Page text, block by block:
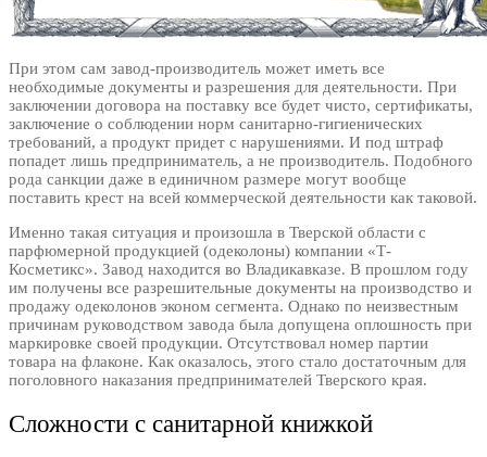
При этом сам завод-производитель может иметь все
необходимые документы и разрешения для деятельности. При
заключении договора на поставку все будет чисто, сертификаты,
заключение о соблюдении норм санитарно-гигиенических
требований, а продукт придет с нарушениями. И под штраф
попадет лишь предприниматель, а не производитель. Подобного
рода санкции даже в единичном размере могут вообще
поставить крест на всей коммерческой деятельности как таковой.
Именно такая ситуация и произошла в Тверской области с
парфюмерной продукцией (одеколоны) компании «Т-
Косметикс». Завод находится во Владикавказе. В прошлом году
им получены все разрешительные документы на производство и
продажу одеколонов эконом сегмента. Однако по неизвестным
причинам руководством завода была допущена оплошность при
маркировке своей продукции. Отсутствовал номер партии
товара на флаконе. Как оказалось, этого стало достаточным для
поголовного наказания предпринимателей Тверского края.
Сложности с санитарной книжкой